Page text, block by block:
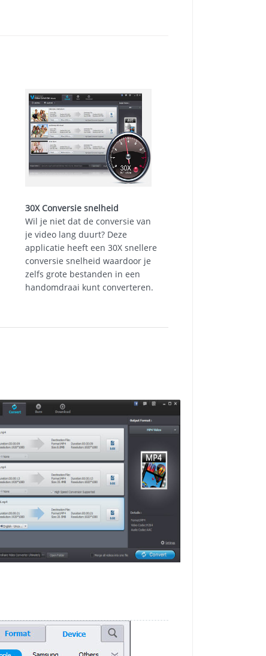
30X Conversie snelheid
Wil je niet dat de conversie van
je video lang duurt? Deze
applicatie heeft een 30X snellere
conversie snelheid waardoor je
zelfs grote bestanden in een
handomdraai kunt converteren.